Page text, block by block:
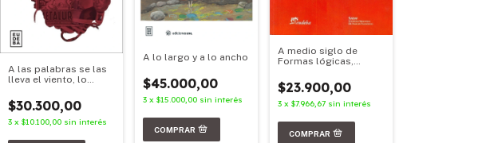
A las palabras se las
lleva el viento, lo
$30.300,00
3 x $10.100,00 sin interés
A lo largo y a lo ancho
$45.000,00
3 x $15.000,00 sin interés
A medio siglo de
Formas lógicas,
de Thomas Moro
Simpson
$23.900,00
3 x $7.966,67 sin interés